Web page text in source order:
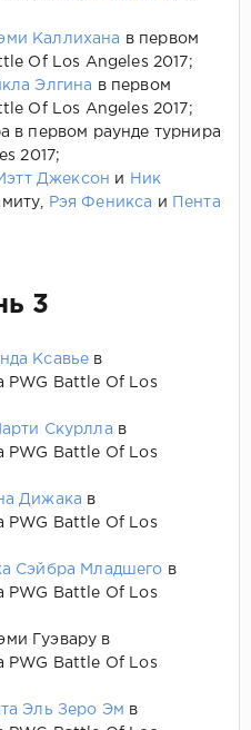
Каллихана в первом
Of Los Angeles 2017;
Элгина в первом
Of Los Angeles 2017;
в первом раунде турнира
2017;
Джексон и
Ник
Рэя Феникса и
Пента
3
Ксавье в
PWG Battle Of Los
Скурлла в
PWG Battle Of Los
Дижака в
PWG Battle Of Los
Сэйбра Младшего в
PWG Battle Of Los
Гуэвару в
PWG Battle Of Los
Эль Зеро Эм в